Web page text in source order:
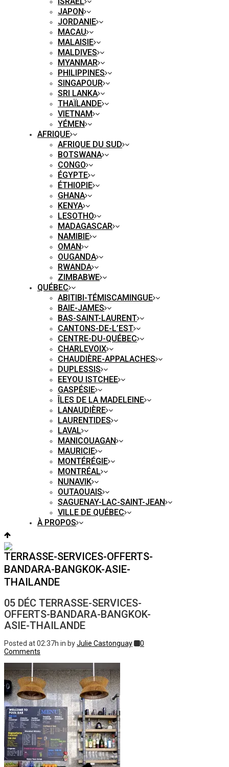
JAPON
JORDANIE
MACAU
MALAISIE
MALDIVES
MYANMAR
PHILIPPINES
SINGAPOUR
SRI LANKA
THAÏLANDE
VIETNAM
YÉMEN
AFRIQUE
AFRIQUE DU SUD
BOTSWANA
CONGO
ÉGYPTE
ÉTHIOPIE
GHANA
KENYA
LESOTHO
MADAGASCAR
NAMIBIE
OMAN
OUGANDA
RWANDA
ZIMBABWE
QUÉBEC
ABITIBI-TÉMISCAMINGUE
BAIE-JAMES
BAS-SAINT-LAURENT
CANTONS-DE-L’EST
CENTRE-DU-QUÉBEC
CHARLEVOIX
CHAUDIÈRE-APPALACHES
DUPLESSIS
EEYOU ISTCHEE
GASPÉSIE
ÎLES DE LA MADELEINE
LANAUDIÈRE
LAURENTIDES
LAVAL
MANICOUAGAN
MAURICIE
MONTÉRÉGIE
MONTRÉAL
NUNAVIK
OUTAOUAIS
SAGUENAY-LAC-SAINT-JEAN
VILLE DE QUÉBEC
À PROPOS
TERRASSE-SERVICES-OFFERTS-
BANDARA-BANGKOK-ASIE-
THAILANDE
05 DÉC TERRASSE-SERVICES-
OFFERTS-BANDARA-BANGKOK-
ASIE-THAILANDE
Posted at 02:37h in byJulie Castonguay
0
Comments